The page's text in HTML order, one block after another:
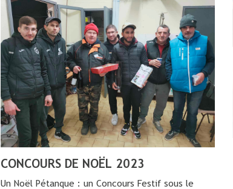
CONCOURS DE NOËL 2023
Un Noël Pétanque : un Concours Festif sous le